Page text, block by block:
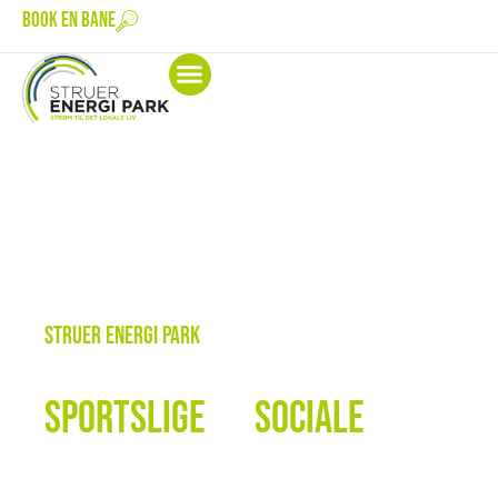
BOOK EN BANE
STRUER ENERGI PARK
SPORTSLIGE
SOCIALE